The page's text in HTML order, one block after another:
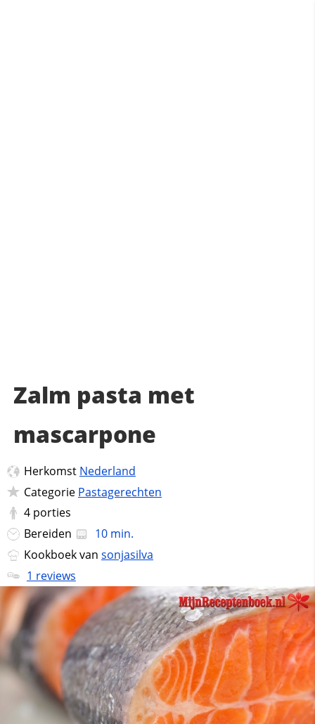
Zalm pasta met
mascarpone
Herkomst Nederland
Categorie Pastagerechten
4 porties
Bereiden
10 min.
Kookboek van sonjasilva
1 reviews